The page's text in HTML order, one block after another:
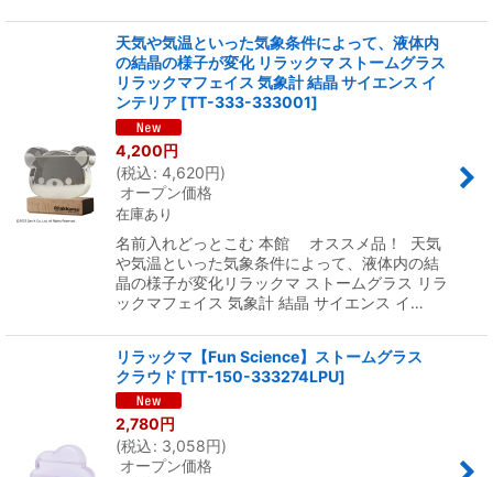
天気や気温といった気象条件によって、液体内
の結晶の様子が変化 リラックマ ストームグラス
リラックマフェイス 気象計 結晶 サイエンス イ
ンテリア [TT-333-333001]
4,200円
(税込: 4,620円)
オープン価格
在庫あり
名前入れどっとこむ 本館 オススメ品！ 天気
や気温といった気象条件によって、液体内の結
晶の様子が変化リラックマ ストームグラス リラ
ックマフェイス 気象計 結晶 サイエンス イ…
リラックマ【Fun Science】ストームグラス
クラウド [TT-150-333274LPU]
2,780円
(税込: 3,058円)
オープン価格